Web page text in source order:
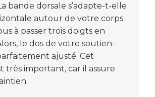
bande dorsale s’adapte-t-elle
autour de votre corps
à passer trois doigts en
le dos de votre soutien-
ajusté. Cet
très important, car il assure